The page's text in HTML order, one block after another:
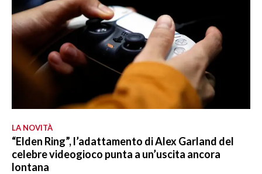
LA NOVITÀ
“Elden Ring”, l’adattamento di Alex Garland del
celebre videogioco punta a un’uscita ancora
lontana